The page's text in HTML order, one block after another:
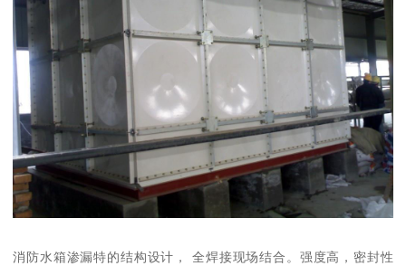
消防水箱渗漏特的结构设计， 全焊接现场结合。强度高，密封性